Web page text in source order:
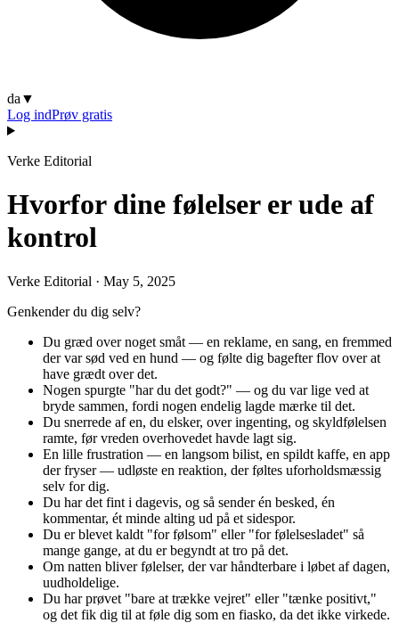
da ▼
Log indPrøv gratis
Verke Editorial
Hvorfor dine følelser er ude af
kontrol
Verke Editorial · May 5, 2025
Genkender du dig selv?
Du græd over noget småt — en reklame, en sang, en fremmed
der var sød ved en hund — og følte dig bagefter flov over at
have grædt over det.
Nogen spurgte "har du det godt?" — og du var lige ved at
bryde sammen, fordi nogen endelig lagde mærke til det.
Du snerrede af en, du elsker, over ingenting, og skyldfølelsen
ramte, før vreden overhovedet havde lagt sig.
En lille frustration — en langsom bilist, en spildt kaffe, en app
der fryser — udløste en reaktion, der føltes uforholdsmæssig
selv for dig.
Du har det fint i dagevis, og så sender én besked, én
kommentar, ét minde alting ud på et sidespor.
Du er blevet kaldt "for følsom" eller "for følelsesladet" så
mange gange, at du er begyndt at tro på det.
Om natten bliver følelser, der var håndterbare i løbet af dagen,
uudholdelige.
Du har prøvet "bare at trække vejret" eller "tænke positivt,"
og det fik dig til at føle dig som en fiasko, da det ikke virkede.